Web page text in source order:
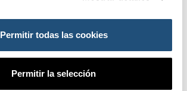
Permitir todas las cookies
Permitir la selección